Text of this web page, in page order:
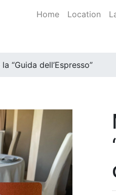
Home Location
“Guida dell’Espresso”